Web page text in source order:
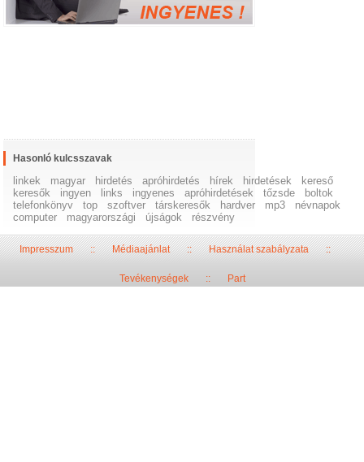
Hasonló kulcsszavak
linkek magyar hirdetés apróhirdetés hírek hirdetések
kereső
keresők
ingyen links ingyenes apróhirdetések tőzsde
boltok
telefonkönyv
top szoftver társkeresők hardver mp3
névnapok
computer
magyarországi újságok részvény
Impresszum::Médiaajánlat::Használat szabályzata::
Tevékenységek:: Part